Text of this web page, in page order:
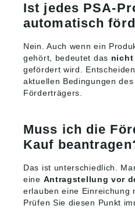
Ist jedes PSA-
automatisch
Nein. Auch wenn ein
gehört, bedeutet das nicht
gefördert wird.
aktuellen Bedingungen
Förderträgers.
Muss ich die
Kauf
Das ist unterschiedlich.
eine Antragstellung vor
erlauben eine Einreichung
Prüfen Sie diesen Punkt